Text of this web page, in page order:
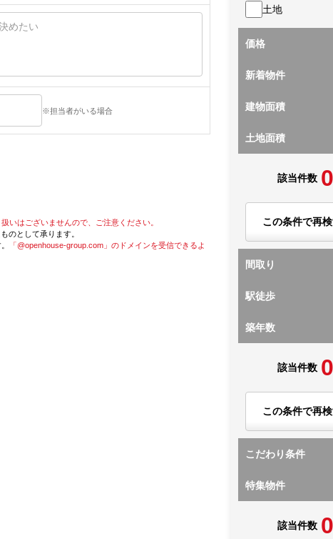
※担当者がいる場合
いはございませんので、ご注意ください。
のとして承ります。
「@openhouse-group.com」のドメインを受信できるよ
土地
価格
新着物件
建物面積
土地面積
該当件数 0
この条件で再
間取り
駅徒歩
築年数
該当件数 0
この条件で再
こだわり条件
特集物件
該当件数 0